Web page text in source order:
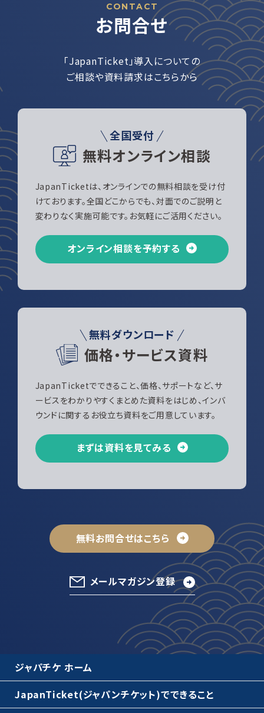
CONTACT
お問合せ
「JapanTicket」導入についての
ご相談や資料請求はこちらから
全国受付
無料オンライン相談
JapanTicketは、オンラインでの無料相談を受け付
けております。全国どこからでも、対面でのご説明と
変わりなく実施可能です。お気軽にご活用ください。
オンライン相談を予約する
無料ダウンロード
価格・サービス資料
JapanTicketでできること、価格、サポートなど、サ
ービスをわかりやすくまとめた資料をはじめ、インバ
ウンドに関するお役立ち資料をご用意しています。
まずは資料を見てみる
無料お問合せはこちら
メールマガジン登録
ジャパチケ ホーム
JapanTicket(ジャパンチケット)でできること